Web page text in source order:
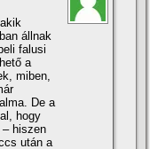
állnak
falusi
a
miben,
De a
hogy
hiszen
után a